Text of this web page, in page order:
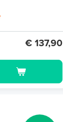
€ 137,90